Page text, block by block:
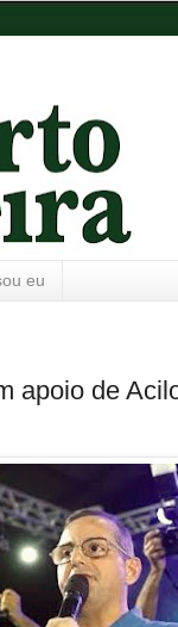
eu
apoio de